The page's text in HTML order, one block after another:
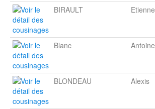
BIRAULT Etienne
Blanc Antoine
BLONDEAU Alexis